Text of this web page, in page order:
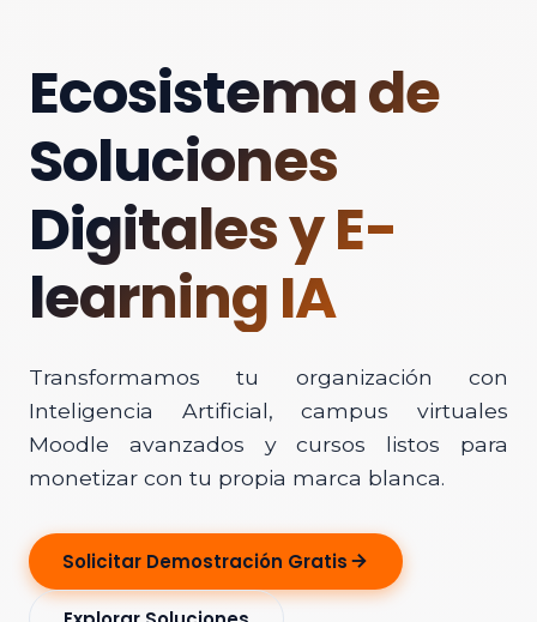
Ecosistema de
Soluciones
Digitales y E-
learning IA
Transformamos tu organización con
Inteligencia Artificial, campus virtuales
Moodle avanzados y cursos listos para
monetizar con tu propia marca blanca.
Solicitar Demostración Gratis